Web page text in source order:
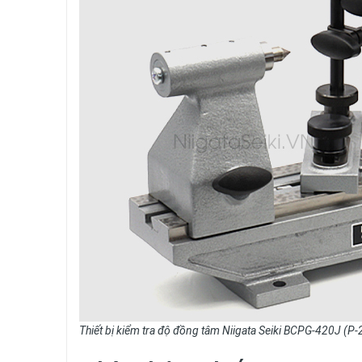
Thiết bị kiểm tra độ đồng tâm Niigata Seiki BCPG-420J (P-